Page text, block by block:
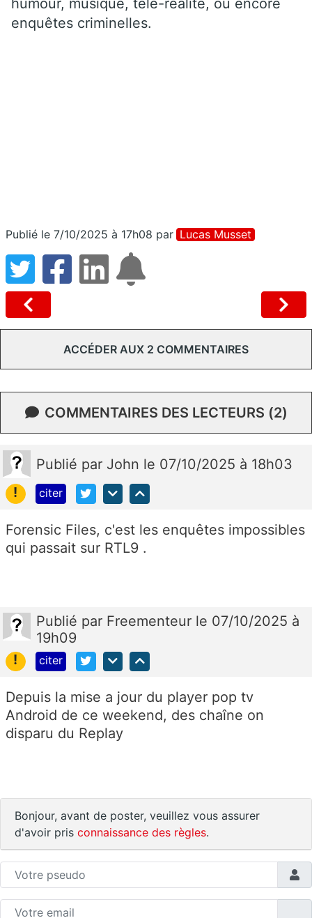
humour, musique, télé-réalité, ou encore
enquêtes criminelles.
Publié le 7/10/2025 à 17h08 par Lucas Musset
ACCÉDER AUX 2 COMMENTAIRES
COMMENTAIRES DES LECTEURS (2)
Publié par John le 07/10/2025 à 18h03
!
citer
Forensic Files, c'est les enquêtes impossibles
qui passait sur RTL9 .
Publié par Freementeur le 07/10/2025 à
19h09
!
citer
Depuis la mise a jour du player pop tv
Android de ce weekend, des chaîne on
disparu du Replay
Bonjour, avant de poster, veuillez vous assurer
d'avoir pris connaissance des règles.